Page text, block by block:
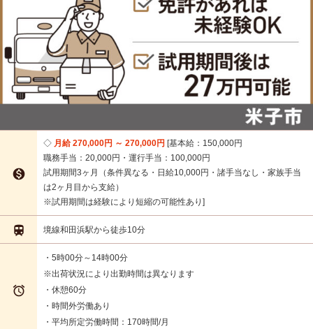

月給 270,000円 ～ 270,000円 基本給：150,000円
職務手当：20,000円・運行手当：100,000円
試用期間3ヶ月（条件異なる・日給10,000円・諸手当なし・家族手当
は2ヶ月目から支給）
※試用期間は経験により短縮の可能性あり
 境線和田浜駅から徒歩10分

・5時00分～14時00分
※出荷状況により出勤時間は異なります
・休憩60分
・時間外労働あり
・平均所定労働時間：170時間/月